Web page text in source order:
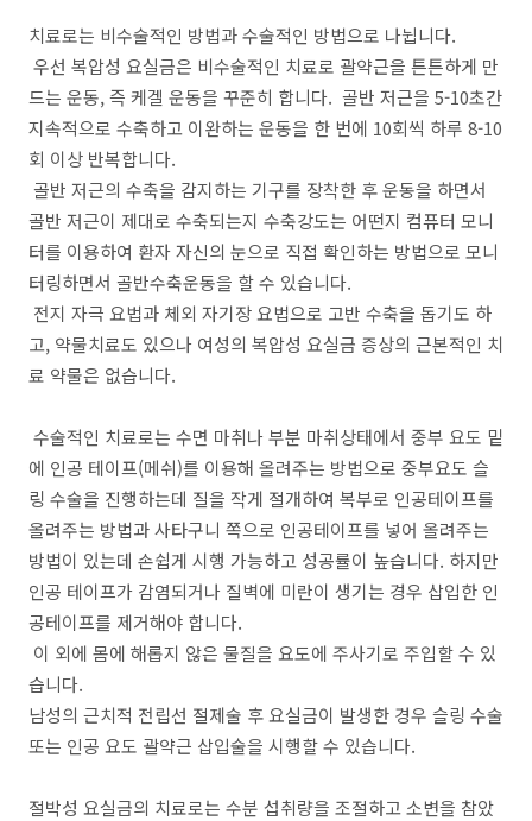
치료로는 비수술적인 방법과 수술적인 방법으로 나뉩니다.
우선 복압성 요실금은 비수술적인 치료로 괄약근을 튼튼하게 만
드는 운동, 즉 케겔 운동을 꾸준히 합니다. 골반 저근을 5-10초간
지속적으로 수축하고 이완하는 운동을 한 번에 10회씩 하루 8-10
회 이상 반복합니다.
골반 저근의 수축을 감지하는 기구를 장착한 후 운동을 하면서
골반 저근이 제대로 수축되는지 수축강도는 어떤지 컴퓨터 모니
터를 이용하여 환자 자신의 눈으로 직접 확인하는 방법으로 모니
터링하면서 골반수축운동을 할 수 있습니다.
전지 자극 요법과 체외 자기장 요법으로 고반 수축을 돕기도 하
고, 약물치료도 있으나 여성의 복압성 요실금 증상의 근본적인 치
료 약물은 없습니다.
수술적인 치료로는 수면 마취나 부분 마취상태에서 중부 요도 밑
에 인공 테이프(메쉬)를 이용해 올려주는 방법으로 중부요도 슬
링 수술을 진행하는데 질을 작게 절개하여 복부로 인공테이프를
올려주는 방법과 사타구니 쪽으로 인공테이프를 넣어 올려주는
방법이 있는데 손쉽게 시행 가능하고 성공률이 높습니다. 하지만
인공 테이프가 감염되거나 질벽에 미란이 생기는 경우 삽입한 인
공테이프를 제거해야 합니다.
이 외에 몸에 해롭지 않은 물질을 요도에 주사기로 주입할 수 있
습니다.
남성의 근치적 전립선 절제술 후 요실금이 발생한 경우 슬링 수술
또는 인공 요도 괄약근 삽입술을 시행할 수 있습니다.
절박성 요실금의 치료로는 수분 섭취량을 조절하고 소변을 참았